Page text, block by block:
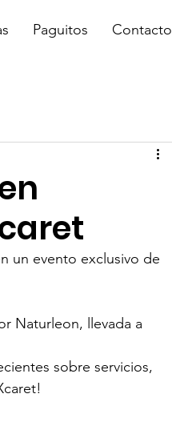
Paguitos Contacto
un evento exclusivo de
Naturleon, llevada a
sobre servicios,